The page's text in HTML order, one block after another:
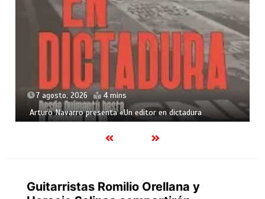
7 agosto, 2026 4 mins
Arturo Navarro presenta «Un editor en dictadura
Guitarristas Romilio Orellana y